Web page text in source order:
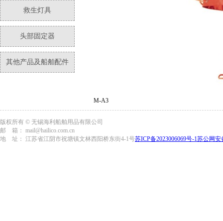
救生灯具
头部固定器
其他产品及船舶配件
M-A3
版权所有 © 无锡海利船舶用品有限公司
邮 箱： mail@hailico.com.cn
地 址： 江苏省江阴市祝塘镇文林西阳桥东街4-1号苏ICP备2023006069号-1苏公网安